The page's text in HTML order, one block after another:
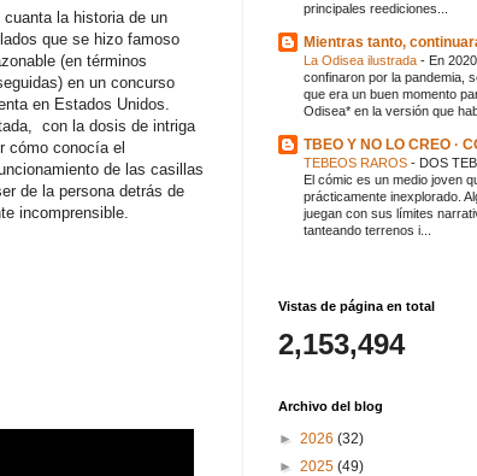
la historia de un
que se hizo famoso
(en términos
en un concurso
en Estados Unidos.
con la dosis de intriga
cómo conocía el
de las casillas
de la persona detrás de
incomprensible.
principales reediciones...
Mientras tanto,
La Odisea ilustrada - En
confinaron por la pandemia,
que era un buen momento
Odisea* en la versión que
TBEO Y NO LO CREO ·
TEBEOS RAROS - DOS
El cómic es un medio joven
prácticamente inexplorado.
juegan con sus límites
tanteando terrenos i...
Vistas de página en total
2,153,494
Archivo del blog
► 2026 (32)
► 2025 (49)